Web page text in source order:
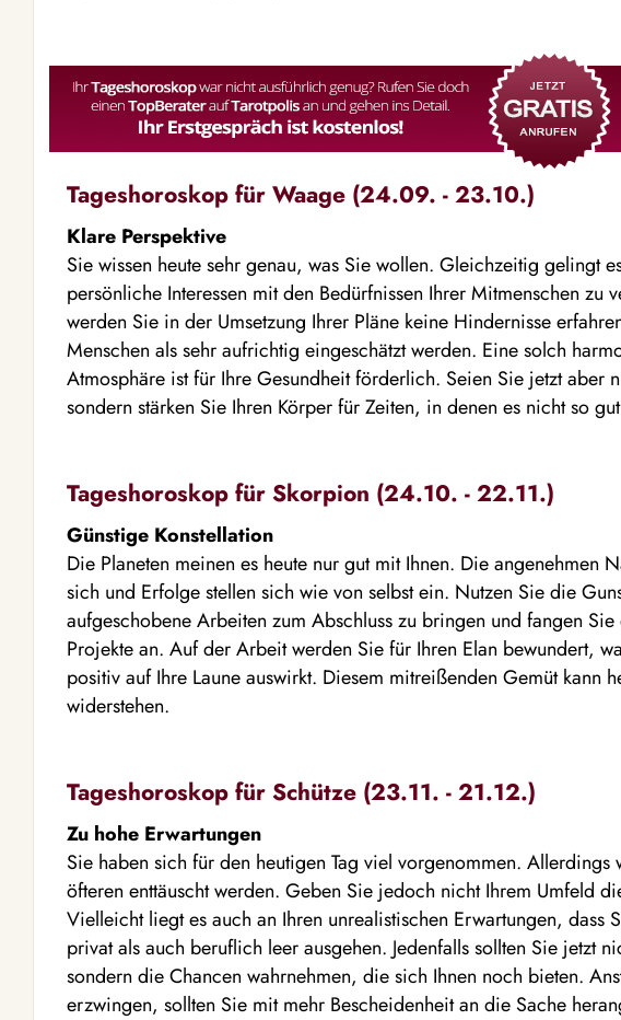
Tageshoroskop für Waage (24.09. - 23.10.)
Klare Perspektive
Sie wissen heute sehr genau, was Sie wollen. Gleichzeitig gelingt
persönliche Interessen mit den Bedürfnissen Ihrer Mitmenschen zu
werden Sie in der Umsetzung Ihrer Pläne keine Hindernisse
Menschen als sehr aufrichtig eingeschätzt werden. Eine solch
Atmosphäre ist für Ihre Gesundheit förderlich. Seien Sie jetzt aber
sondern stärken Sie Ihren Körper für Zeiten, in denen es nicht so
Tageshoroskop für Skorpion (24.10. - 22.11.)
Günstige Konstellation
Die Planeten meinen es heute nur gut mit Ihnen. Die angenehmen
sich und Erfolge stellen sich wie von selbst ein. Nutzen Sie die
aufgeschobene Arbeiten zum Abschluss zu bringen und fangen Sie
Projekte an. Auf der Arbeit werden Sie für Ihren Elan bewundert,
positiv auf Ihre Laune auswirkt. Diesem mitreißenden Gemüt kann
widerstehen.
Tageshoroskop für Schütze (23.11. - 21.12.)
Zu hohe Erwartungen
Sie haben sich für den heutigen Tag viel vorgenommen. Allerdings
öfteren enttäuscht werden. Geben Sie jedoch nicht Ihrem Umfeld
Vielleicht liegt es auch an Ihren unrealistischen Erwartungen, dass
privat als auch beruflich leer ausgehen. Jedenfalls sollten Sie jetzt
sondern die Chancen wahrnehmen, die sich Ihnen noch bieten.
erzwingen, sollten Sie mit mehr Bescheidenheit an die Sache